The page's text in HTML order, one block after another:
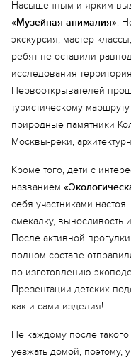
Насыщенным и ярким
«Музейная анималия»!
экскурсия, мастер-
ребят не оставили
исследования
Первооткрывателей
туристическому
природные памятники
Москвы-реки,
Кроме того, дети с
названием
себя участниками
смекалку, выносливость
После активной
полном составе
по изготовлению
Презентации детских
как и сами изделия!
Не каждому после
уезжать домой, поэтому,